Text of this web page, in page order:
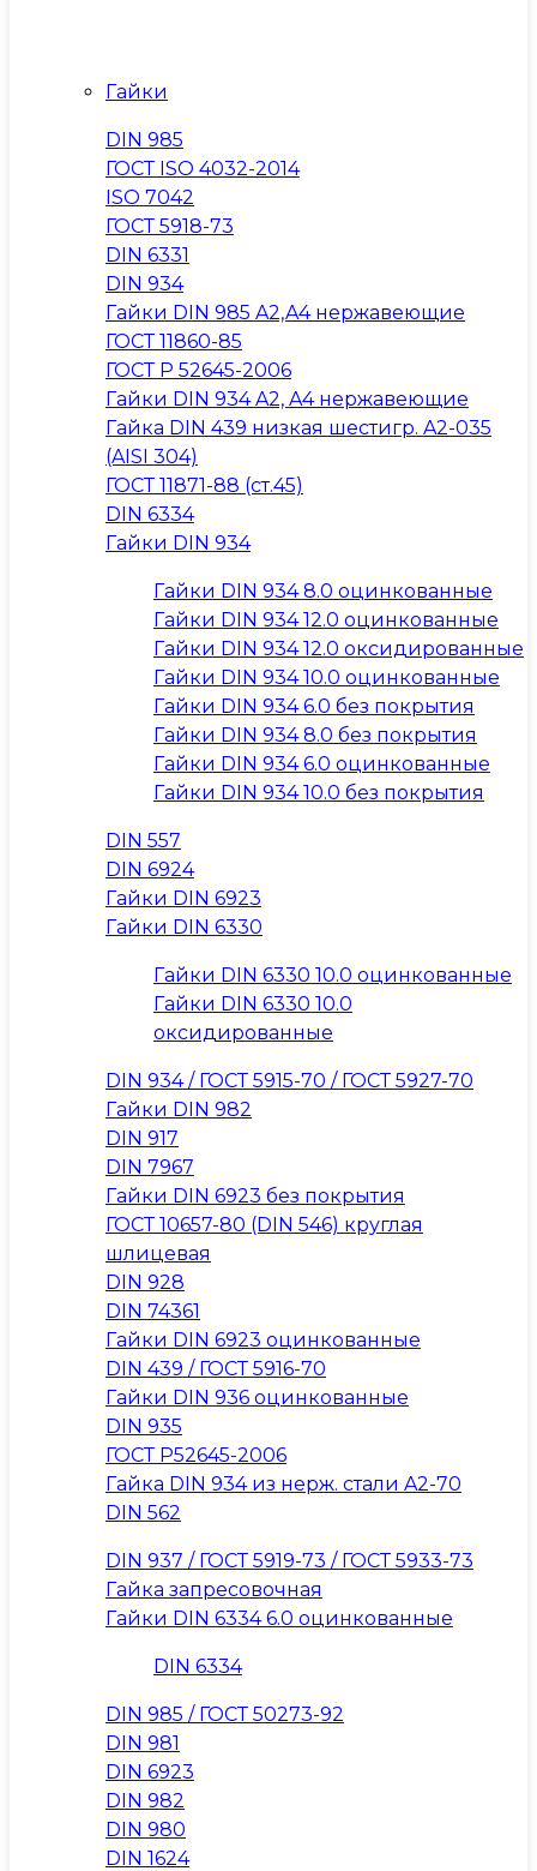
Гайки
DIN 985
ГОСТ ISO 4032-2014
ISO 7042
ГОСТ 5918-73
DIN 6331
DIN 934
Гайки DIN 985 A2,A4 нержавеющие
ГОСТ 11860-85
ГОСТ Р 52645-2006
Гайки DIN 934 A2, A4 нержавеющие
Гайка DIN 439 низкая шестигр. A2-035
(AISI 304)
ГОСТ 11871-88 (ст.45)
DIN 6334
Гайки DIN 934
Гайки DIN 934 8.0 оцинкованные
Гайки DIN 934 12.0 оцинкованные
Гайки DIN 934 12.0 оксидированные
Гайки DIN 934 10.0 оцинкованные
Гайки DIN 934 6.0 без покрытия
Гайки DIN 934 8.0 без покрытия
Гайки DIN 934 6.0 оцинкованные
Гайки DIN 934 10.0 без покрытия
DIN 557
DIN 6924
Гайки DIN 6923
Гайки DIN 6330
Гайки DIN 6330 10.0 оцинкованные
Гайки DIN 6330 10.0
оксидированные
DIN 934 / ГОСТ 5915-70 / ГОСТ 5927-70
Гайки DIN 982
DIN 917
DIN 7967
Гайки DIN 6923 без покрытия
ГОСТ 10657-80 (DIN 546) круглая
шлицевая
DIN 928
DIN 74361
Гайки DIN 6923 оцинкованные
DIN 439 / ГОСТ 5916-70
Гайки DIN 936 оцинкованные
DIN 935
ГОСТ Р52645-2006
Гайка DIN 934 из нерж. стали A2-70
DIN 562
DIN 937 / ГОСТ 5919-73 / ГОСТ 5933-73
Гайка запресовочная
Гайки DIN 6334 6.0 оцинкованные
DIN 6334
DIN 985 / ГОСТ 50273-92
DIN 981
DIN 6923
DIN 982
DIN 980
DIN 1624